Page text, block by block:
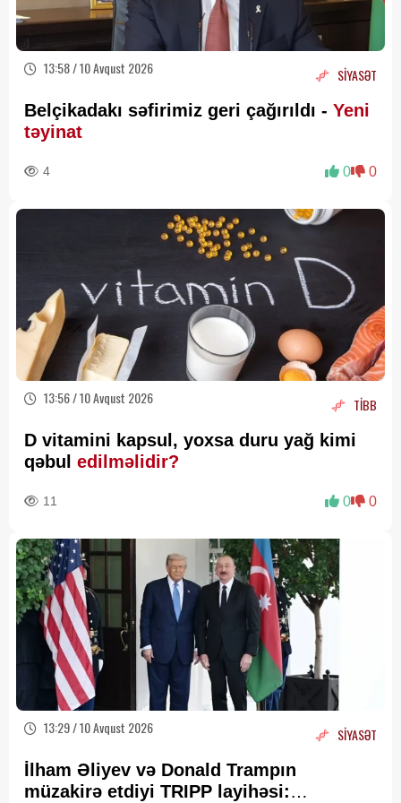
13:58 / 10 Avqust 2026 SİYASƏT
Belçikadakı səfirimiz geri çağırıldı - Yeni
təyinat
4 0 0
13:56 / 10 Avqust 2026 TİBB
D vitamini kapsul, yoxsa duru yağ kimi
qəbul edilməlidir?
11 0 0
13:29 / 10 Avqust 2026 SİYASƏT
İlham Əliyev və Donald Trampın
müzakirə etdiyi TRIPP layihəsi: